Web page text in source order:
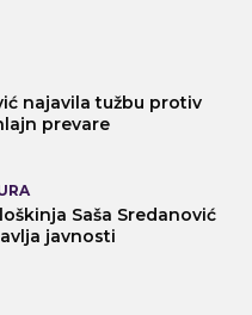
najavila tužbu protiv
prevare
Saša Sredanović
javnosti